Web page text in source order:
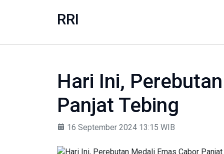
RRI
​Hari Ini,
Panjat Tebing
16 September 2024 13:15 WIB